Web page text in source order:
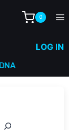
0
LOG IN